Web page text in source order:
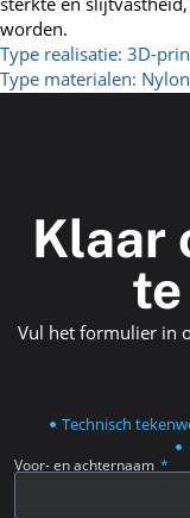
worden.
Type realisatie: 3D-
Type materialen: Nylon
Klaar
Vul het formulier in
Technisch
Voor- en achternaam